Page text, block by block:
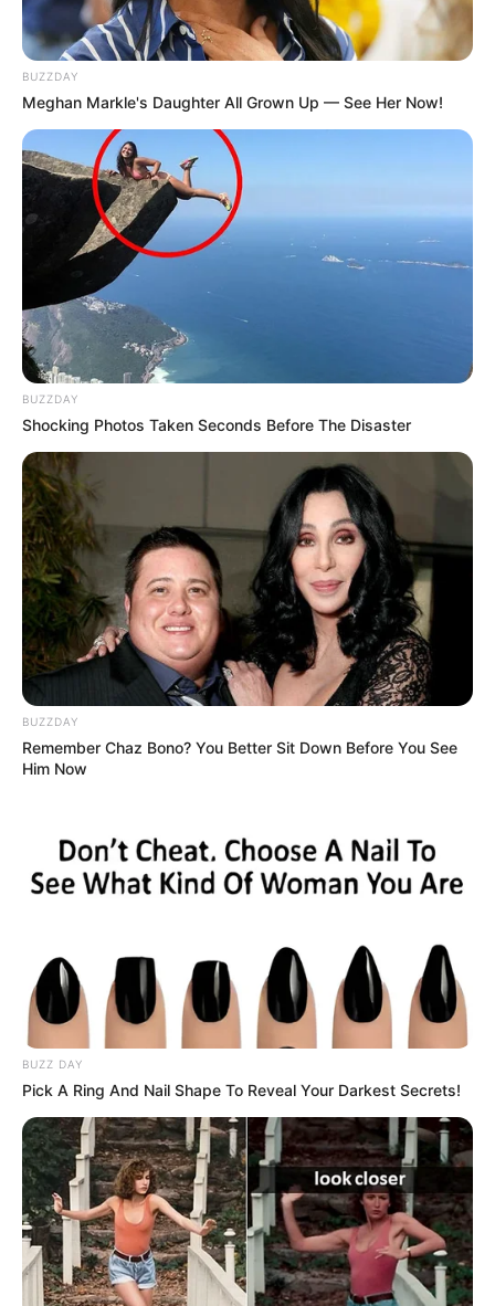
BUZZDAY
Meghan Markle's Daughter All Grown Up — See Her Now!
BUZZDAY
Shocking Photos Taken Seconds Before The Disaster
BUZZDAY
Remember Chaz Bono? You Better Sit Down Before You See
Him Now
BUZZ DAY
Pick A Ring And Nail Shape To Reveal Your Darkest Secrets!